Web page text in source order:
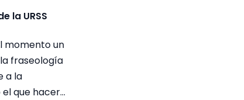
la URSS
momento un
fraseología
a la
que hacer…